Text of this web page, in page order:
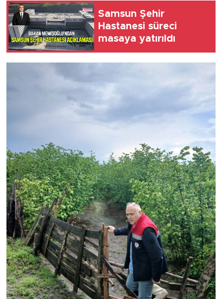
Samsun Şehir
Hastanesi süreci
masaya yatırıldı